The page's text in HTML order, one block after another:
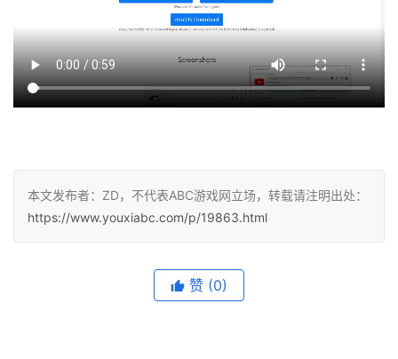
本文发布者：ZD，不代表ABC游戏网立场，转载请注明出处：
https://www.youxiabc.com/p/19863.html
赞 (0)